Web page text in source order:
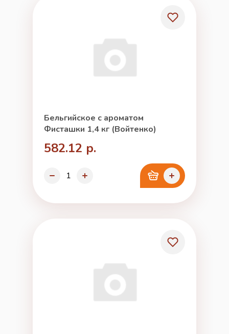
Бельгийское с ароматом
Фисташки 1,4 кг (Войтенко)
582.12 р.